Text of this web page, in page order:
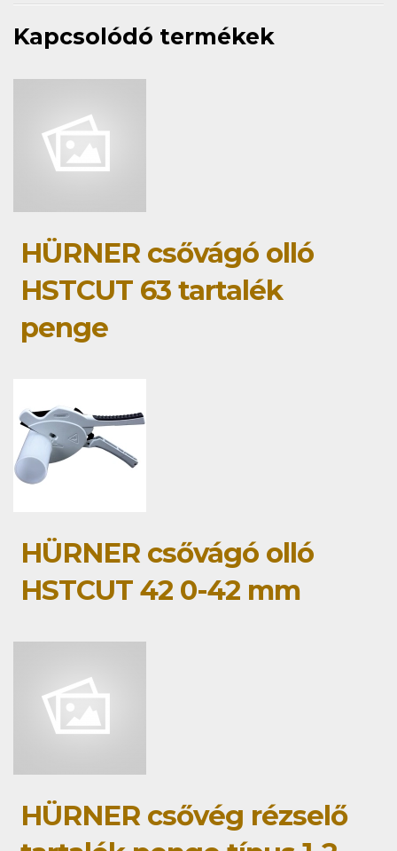
Kapcsolódó termékek
HÜRNER csővágó olló
HSTCUT 63 tartalék
penge
HÜRNER csővágó olló
HSTCUT 42 0-42 mm
HÜRNER csővég rézselő